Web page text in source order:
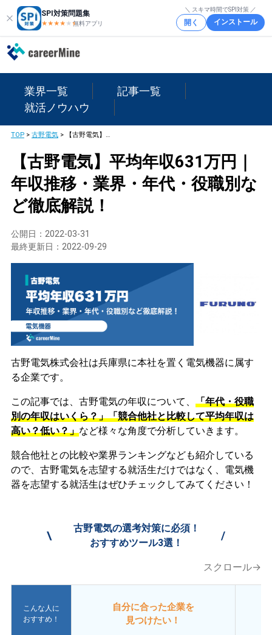
SPI対策問題集
★★★★ ★★
無料アプリ
＼ スキマ時間でSPI対策 ／
開く インストール
業界一覧
記事一覧
就活ノウハウ
TOP> 古野電気> 【古野電気】平均年収631万円｜年収推移・業界・年代・役職別など徹底解説！
【古野電気】平均年収631万円｜
年収推移・業界・年代・役職別な
ど徹底解説！
公開日： 2022-03-31
最終更新日： 2022-09-29
古野電気株式会社は兵庫県に本社を置く電気機器に属す
る企業です。
この記事では、古野電気の年収について、 「年代・役職
別の年収はいくら？」「競合他社と比較して平均年収は
高い？低い？」など様々な角度で分析していきます。
競合他社との比較や業界ランキングなども紹介している
ので、古野電気を志望する就活生だけではなく、電気機
器を志望する就活生はぜひチェックしてみてください！
\
古野電気の選考対策に必須！
おすすめツール3選！
/
スクロール→
こんな人に
おすすめ！
自分に合った企業を
見つけたい！